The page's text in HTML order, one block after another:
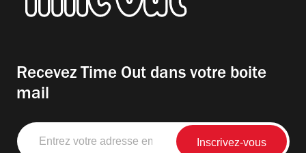
Recevez Time Out dans votre boite
mail
Entrez
votre